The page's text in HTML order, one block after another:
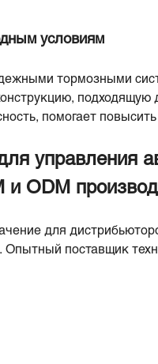
условиям
тормозными
подходящую
помогает
управления
ODM
для
поставщик